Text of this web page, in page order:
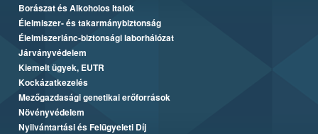
Borászat és Alkoholos Italok
Élelmiszer- és takarmánybiztonság
Élelmiszerlánc-biztonsági laborhálózat
Járványvédelem
Kiemelt ügyek, EUTR
Kockázatkezelés
Mezőgazdasági genetikai erőforrások
Növényvédelem
Nyilvántartási és Felügyeleti Díj